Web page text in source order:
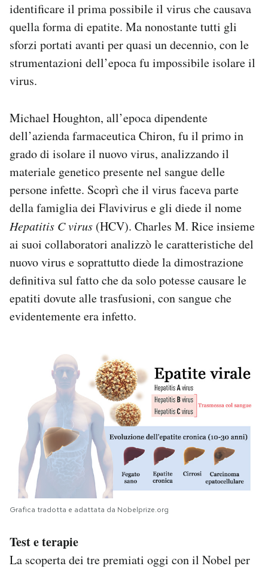
identificare il prima possibile il virus che causava
quella forma di epatite. Ma nonostante tutti gli
sforzi portati avanti per quasi un decennio, con le
strumentazioni dell’epoca fu impossibile isolare il
virus.
Michael Houghton, all’epoca dipendente
dell’azienda farmaceutica Chiron, fu il primo in
grado di isolare il nuovo virus, analizzando il
materiale genetico presente nel sangue delle
persone infette. Scoprì che il virus faceva parte
della famiglia dei Flavivirus e gli diede il nome
Hepatitis C virus (HCV). Charles M. Rice insieme
ai suoi collaboratori analizzò le caratteristiche del
nuovo virus e soprattutto diede la dimostrazione
definitiva sul fatto che da solo potesse causare le
epatiti dovute alle trasfusioni, con sangue che
evidentemente era infetto.
Grafica tradotta e adattata da Nobelprize.org
Test e terapie
La scoperta dei tre premiati oggi con il Nobel per